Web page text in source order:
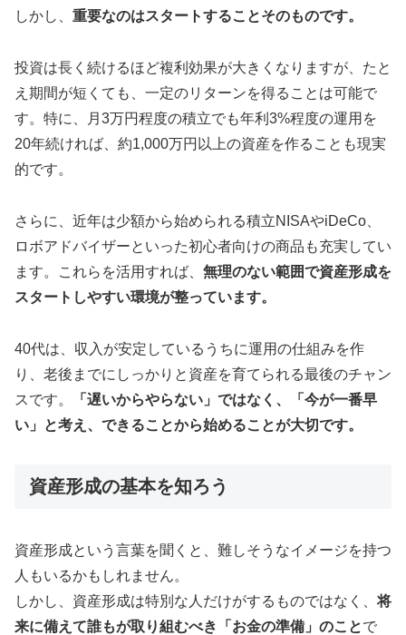
しかし、 重要なのはスタートすることそのものです。
投資は長く続けるほど複利効果が大きくなりますが、たと
え期間が短くても、一定のリターンを得ることは可能で
す。特に、月3万円程度の積立でも年利3%程度の運用を
20年続ければ、約1,000万円以上の資産を作ることも現実
的です。
さらに、近年は少額から始められる積立NISAやiDeCo、
ロボアドバイザーといった初心者向けの商品も充実してい
ます。これらを活用すれば、 無理のない範囲で資産形成を
スタートしやすい環境が整っています。
40代は、収入が安定しているうちに運用の仕組みを作
り、老後までにしっかりと資産を育てられる最後のチャン
スです。
「遅いからやらない」ではなく、「今が一番早
い」と考え、できることから始めることが大切です。
資産形成の基本を知ろう
資産形成という言葉を聞くと、難しそうなイメージを持つ
人もいるかもしれません。
しかし、資産形成は特別な人だけがするものではなく、将
来に備えて誰もが取り組むべき「お金の準備」のことで